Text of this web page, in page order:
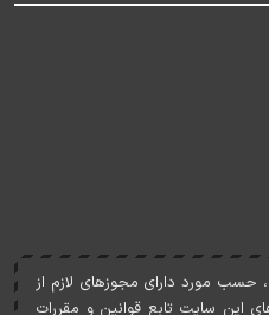
حسب مورد دارای مجوزهای لازم از
اين سايت تابع قوانين و مقررات